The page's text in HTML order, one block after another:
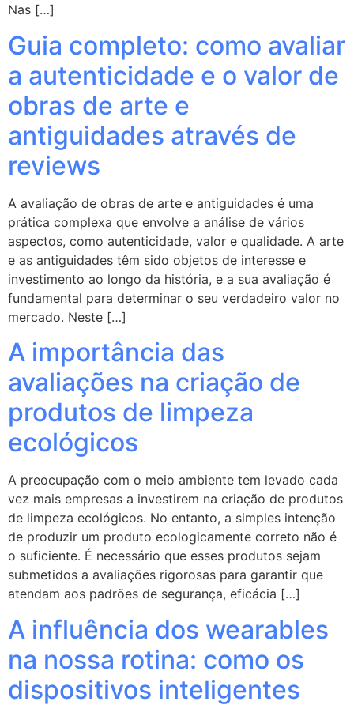
Nas […]
Guia completo: como avaliar
a autenticidade e o valor de
obras de arte e
antiguidades através de
reviews
A avaliação de obras de arte e antiguidades é uma
prática complexa que envolve a análise de vários
aspectos, como autenticidade, valor e qualidade. A arte
e as antiguidades têm sido objetos de interesse e
investimento ao longo da história, e a sua avaliação é
fundamental para determinar o seu verdadeiro valor no
mercado. Neste […]
A importância das
avaliações na criação de
produtos de limpeza
ecológicos
A preocupação com o meio ambiente tem levado cada
vez mais empresas a investirem na criação de produtos
de limpeza ecológicos. No entanto, a simples intenção
de produzir um produto ecologicamente correto não é
o suficiente. É necessário que esses produtos sejam
submetidos a avaliações rigorosas para garantir que
atendam aos padrões de segurança, eficácia […]
A influência dos wearables
na nossa rotina: como os
dispositivos inteligentes